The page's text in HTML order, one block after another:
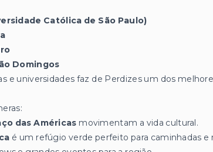
Católica de São Paulo)
Domingos
e universidades faz de Perdizes um dos
das Américas movimentam a vida cultural.
é um refúgio verde perfeito para caminhadas